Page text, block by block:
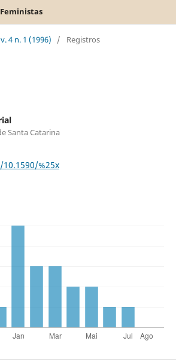
v. 4 n. 1 (1996) / Registros
Santa Catarina
%25x